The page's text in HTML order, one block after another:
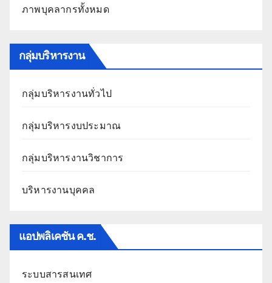
ภาพบุคลากรทั้งหมด
กลุ่มบริหารงาน
กลุ่มบริหารงานทั่วไป
กลุ่มบริหารงบประมาณ
กลุ่มบริหารงานวิชาการ
บริหารงานบุคคล
แอปพลิเคชัน ค.ช.
ระบบสารสนเทศ